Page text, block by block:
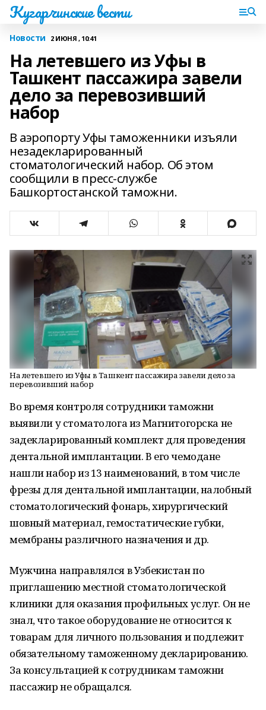
Кугарчинские вести
Новости 2 ИЮНЯ , 10:41
На летевшего из Уфы в
Ташкент пассажира завели
дело за перевозивший
набор
В аэропорту Уфы таможенники изъяли
незадекларированный
стоматологический набор. Об этом
сообщили в пресс-службе
Башкортостанской таможни.
На летевшего из Уфы в Ташкент пассажира завели дело за
перевозивший набор
Во время контроля сотрудники таможни
выявили у стоматолога из Магнитогорска не
задекларированный комплект для проведения
дентальной имплантации. В его чемодане
нашли набор из 13 наименований, в том числе
фрезы для дентальной имплантации, налобный
стоматологический фонарь, хирургический
шовный материал, гемостатические губки,
мембраны различного назначения и др.
Мужчина направлялся в Узбекистан по
приглашению местной стоматологической
клиники для оказания профильных услуг. Он не
знал, что такое оборудование не относится к
товарам для личного пользования и подлежит
обязательному таможенному декларированию.
За консультацией к сотрудникам таможни
пассажир не обращался.